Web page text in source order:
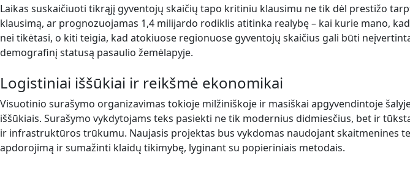
Laikas suskaičiuoti tikrąjį gyventojų skaičių tapo kritiniu klausimu ne tik dėl prestižo
klausimą, ar prognozuojamas 1,4 milijardo rodiklis atitinka realybę – kai kurie mano,
nei tikėtasi, o kiti teigia, kad atokiuose regionuose gyventojų skaičius gali būti
demografinį statusą pasaulio žemėlapyje.
Logistiniai iššūkiai ir reikšmė ekonomikai
Visuotinio surašymo organizavimas tokioje milžiniškoje ir masiškai apgyvendintoje
iššūkiais. Surašymo vykdytojams teks pasiekti ne tik modernius didmiesčius, bet ir
ir infrastruktūros trūkumu. Naujasis projektas bus vykdomas naudojant skaitmenines
apdorojimą ir sumažinti klaidų tikimybę, lyginant su popieriniais metodais.